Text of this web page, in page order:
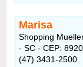
Marisa
Shopping
- SC - CEP:
(47) 3431-2500